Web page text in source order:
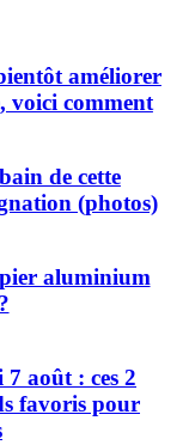
améliorer
voici comment
de cette
(photos)
aluminium
août : ces 2
favoris pour